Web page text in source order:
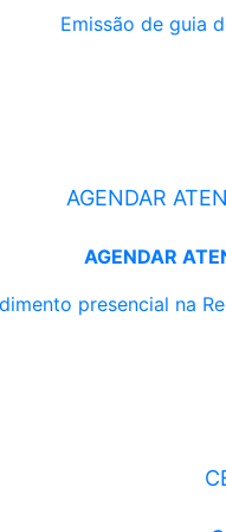
Emissão de guia
AGENDAR
AGENDAR
presencial na